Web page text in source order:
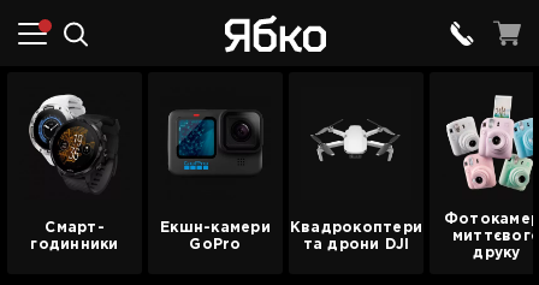
Смарт-
годинники
Екшн-камери
GoPro
Квадрокоптери
та дрони DJI
друку